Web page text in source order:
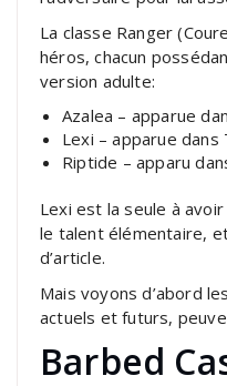
La classe Ranger
héros, chacun
version adulte:
Azalea – apparue
Lexi – apparue dans
Riptide – apparu
Lexi est la seule à
le talent élémentaire,
d’article.
Mais voyons d’abord
actuels et futurs,
Barbed